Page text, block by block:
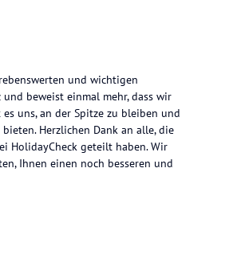
und wichtigen
beweist einmal mehr, dass wir
uns, an der Spitze zu bleiben und
Herzlichen Dank an alle, die
HolidayCheck geteilt haben. Wir
Ihnen einen noch besseren und